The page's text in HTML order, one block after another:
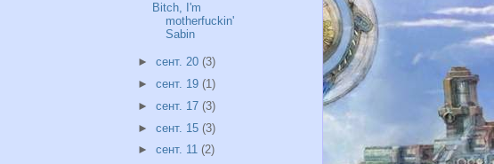
Bitch, I'm
motherfuckin'
Sabin
►сент. 20(3)
►сент. 19(1)
►сент. 17(3)
►сент. 15(3)
►сент. 11(2)